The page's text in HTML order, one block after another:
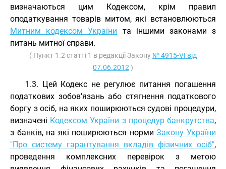
визначаються цим Кодексом, крім правил
оподаткування товарів митом, які встановлюються
Митним кодексом України та іншими законами з
питань митної справи.
( Пункт 1.2 статті 1 в редакції Закону № 4915-VI від
07.06.2012 )
1.3. Цей Кодекс не регулює питання погашення
податкових зобов'язань або стягнення податкового
боргу з осіб, на яких поширюються судові процедури,
визначені Кодексом України з процедур банкрутства,
з банків, на які поширюються нормиЗакону України
"Про систему гарантування вкладів фізичних осіб",
проведення комплексних перевірок з метою